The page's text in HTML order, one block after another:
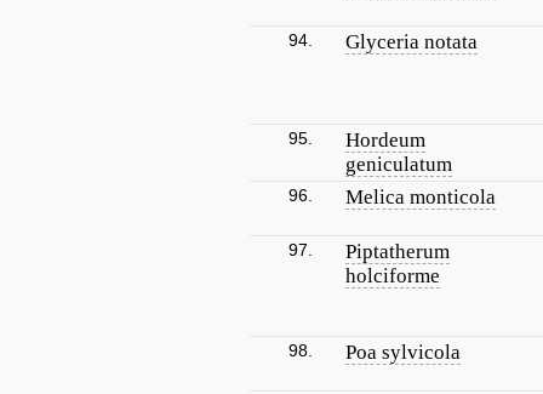
94. Glyceria notata
95.
Hordeum
geniculatum
96. Melica monticola
97.
Piptatherum
holciforme
98. Poa sylvicola